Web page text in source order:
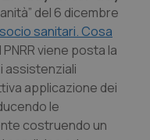
” del 6 dicembre
sanitari. Cosa
viene posta la
assistenziali
applicazione dei
le
costruendo un